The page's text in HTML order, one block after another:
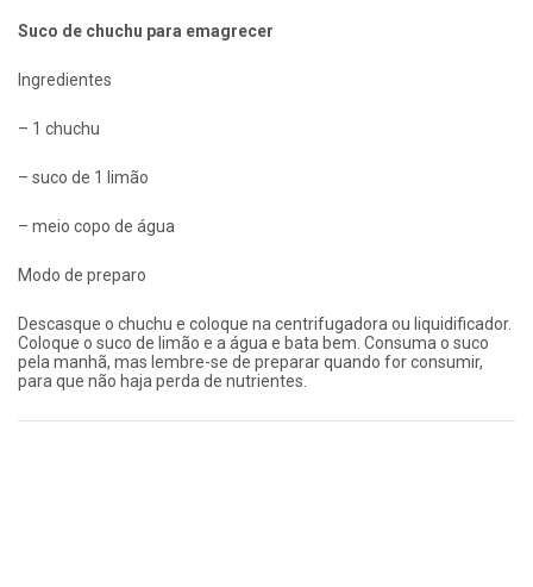
Suco de chuchu para emagrecer
Ingredientes
– 1 chuchu
– suco de 1 limão
– meio copo de água
Modo de preparo
Descasque o chuchu e coloque na centrifugadora ou liquidificador.
Coloque o suco de limão e a água e bata bem. Consuma o suco
pela manhã, mas lembre-se de preparar quando for consumir,
para que não haja perda de nutrientes.